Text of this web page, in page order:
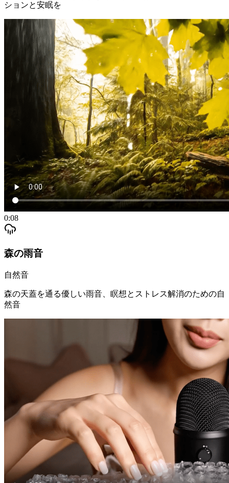
ションと安眠を
0:08
森の雨音
自然音
森の天蓋を通る優しい雨音、瞑想とストレス解消のための自
然音